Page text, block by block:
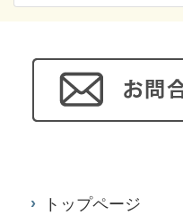
トップページ